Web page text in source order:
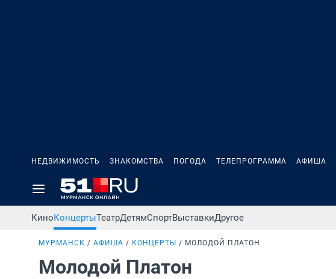
НЕДВИЖИМОСТЬ ЗНАКОМСТВА ПОГОДА ТЕЛЕПРОГРАММА АФИША
КиноКонцертыТеатрДетямСпортВыставкиДругое
МУРМАНСК АФИША КОНЦЕРТЫ МОЛОДОЙ ПЛАТОН
Молодой Платон